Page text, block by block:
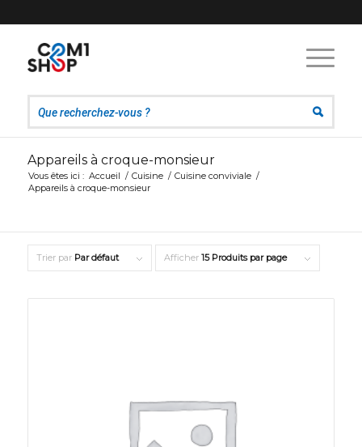
Appareils à croque-monsieur
Vous êtes ici : Accueil / Cuisine / Cuisine conviviale /
Appareils à croque-monsieur
Trier par Par défaut Afficher 15 Produits par page